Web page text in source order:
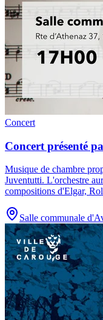
Concert
Concert présenté
Musique de chambre
Juventutti. L'orchestre
compositions d'Elgar,
Salle communale